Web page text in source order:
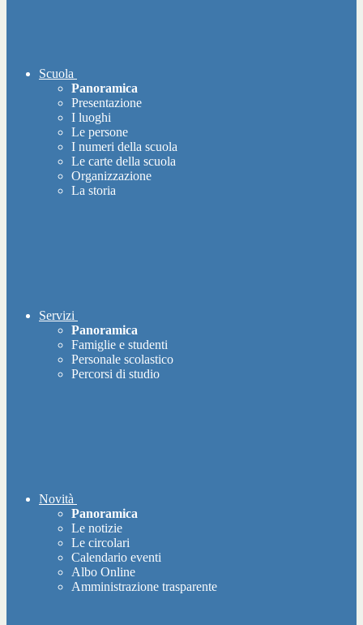
Scuola
Panoramica
Presentazione
I luoghi
Le persone
I numeri della scuola
Le carte della scuola
Organizzazione
La storia
Servizi
Panoramica
Famiglie e studenti
Personale scolastico
Percorsi di studio
Novità
Panoramica
Le notizie
Le circolari
Calendario eventi
Albo Online
Amministrazione trasparente